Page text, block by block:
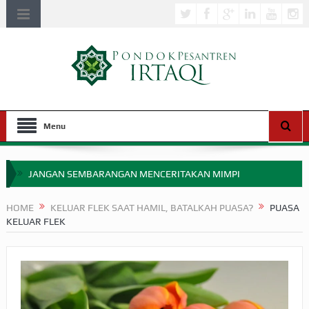
Menu
JANGAN SEMBARANGAN MENCERITAKAN MIMPI
MIMPI YANG DIABAIKAN MENJELANG PERANG BADAR
SEBELUM TIBA SAAT WAJIB?
HAKIKAT NIKMAT DI DUNIA!
HOME KELUAR FLEK SAAT HAMIL, BATALKAH PUASA?
PUASA
KELUAR FLEK